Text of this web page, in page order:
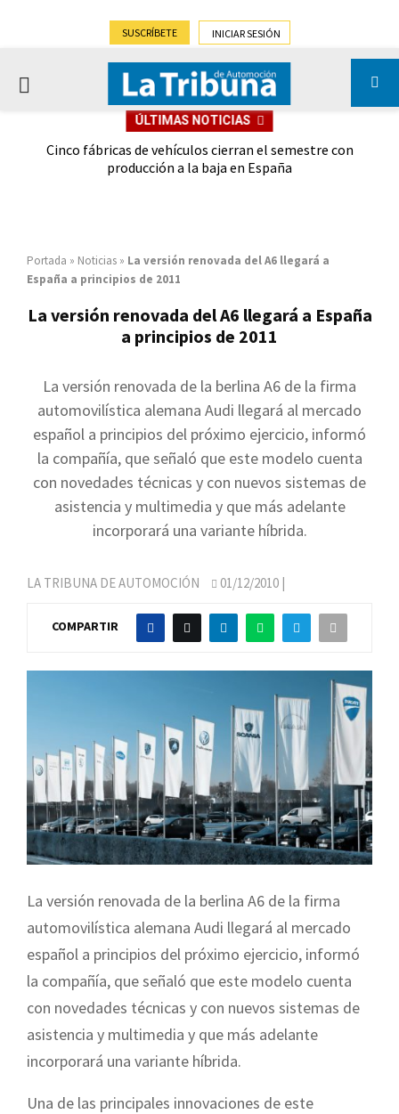
SUSCRÍBETE INICIAR SESIÓN
PRIMARY
ÚLTIMAS NOTICIAS
Cinco fábricas de vehículos cierran el semestre con
producción a la baja en España
Portada » Noticias » La versión renovada del A6 llegará a
España a principios de 2011
La versión renovada del A6 llegará a España
a principios de 2011
La versión renovada de la berlina A6 de la firma
automovilística alemana Audi llegará al mercado
español a principios del próximo ejercicio, informó
la compañía, que señaló que este modelo cuenta
con novedades técnicas y con nuevos sistemas de
asistencia y multimedia y que más adelante
incorporará una variante híbrida.
LA TRIBUNA DE AUTOMOCIÓN 01/12/2010 |
COMPARTIR
La versión renovada de la berlina A6 de la firma
automovilística alemana Audi llegará al mercado
español a principios del próximo ejercicio, informó
la compañía, que señaló que este modelo cuenta
con novedades técnicas y con nuevos sistemas de
asistencia y multimedia y que más adelante
incorporará una variante híbrida.
Una de las principales innovaciones de este